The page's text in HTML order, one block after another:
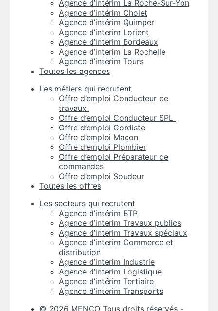
Agence d’intérim La Roche-Sur-Yon
Agence d’intérim Cholet
Agence d’intérim Quimper
Agence d’interim Lorient
Agence d’interim Bordeaux
Agence d’interim La Rochelle
Agence d’interim Tours
Toutes les agences
Les métiers qui recrutent
Offre d’emploi Conducteur de
travaux
Offre d’emploi Conducteur SPL
Offre d’emploi Cordiste
Offre d’emploi Maçon
Offre d’emploi Plombier
Offre d’emploi Préparateur de
commandes
Offre d’emploi Soudeur
Toutes les offres
Les secteurs qui recrutent
Agence d’intérim BTP
Agence d’interim Travaux publics
Agence d’interim Travaux spéciaux
Agence d’interim Commerce et
distribution
Agence d’interim Industrie
Agence d’interim Logistique
Agence d’intérim Tertiaire
Agence d’interim Transports
© 2026 MENCO Tous droits réservés -